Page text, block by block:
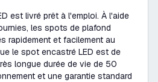
est livré prêt à l'emploi. À l'aide
les spots de plafond
rapidement et facilement au
le spot encastré LED est de
longue durée de vie de 50
et une garantie standard